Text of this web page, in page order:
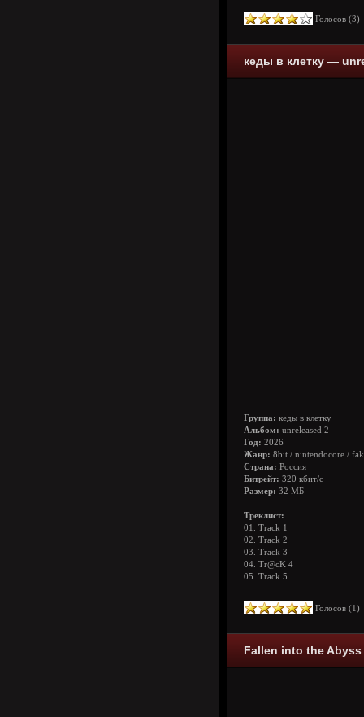
Голосов (3
кеды в клетку —
Группа: кеды в клетку
Альбом: unreleased 2
Год: 2026
Жанр: 8bit / nintendocore /
Страна: Россия
Битрейт: 320 кбит/с
Размер: 32 МБ
Треклист:
01. Track 1
02. Track 2
03. Track 3
04. Tr@cK 4
05. Track 5
Голосов (1
Fallen into the Abyss